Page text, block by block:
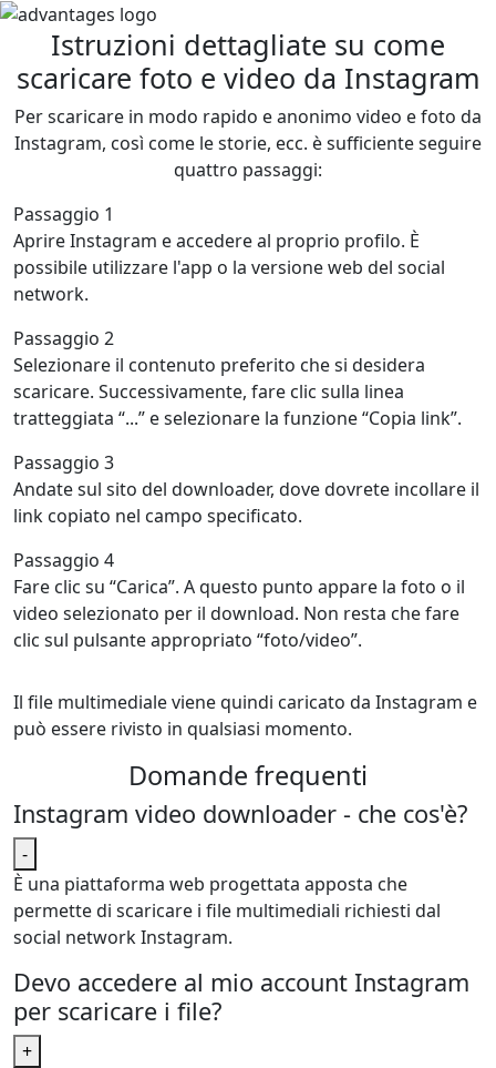
Istruzioni dettagliate su come
scaricare foto e video da Instagram
Per scaricare in modo rapido e anonimo video e foto da
Instagram, così come le storie, ecc. è sufficiente seguire
quattro passaggi:
Passaggio 1
Aprire Instagram e accedere al proprio profilo. È
possibile utilizzare l'app o la versione web del social
network.
Passaggio 2
Selezionare il contenuto preferito che si desidera
scaricare. Successivamente, fare clic sulla linea
tratteggiata “...” e selezionare la funzione “Copia link”.
Passaggio 3
Andate sul sito del downloader, dove dovrete incollare il
link copiato nel campo specificato.
Passaggio 4
Fare clic su “Carica”. A questo punto appare la foto o il
video selezionato per il download. Non resta che fare
clic sul pulsante appropriato “foto/video”.
Il file multimediale viene quindi caricato da Instagram e
può essere rivisto in qualsiasi momento.
Domande frequenti
Instagram video downloader - che cos'è?
-
È una piattaforma web progettata apposta che
permette di scaricare i file multimediali richiesti dal
social network Instagram.
Devo accedere al mio account Instagram
per scaricare i file?
+